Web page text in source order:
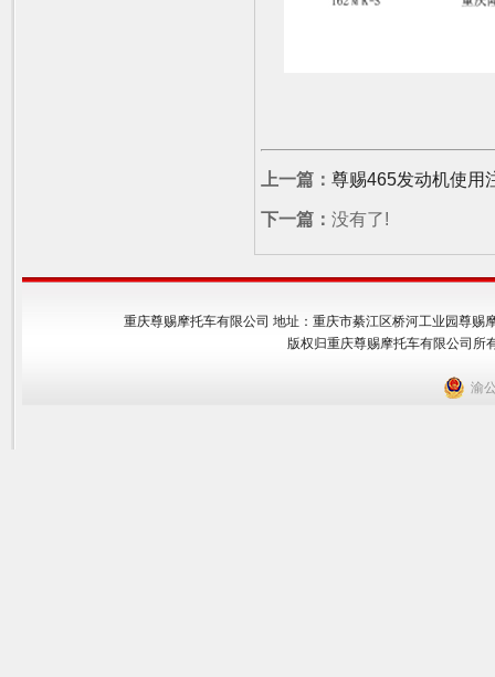
上一篇： 尊赐465发动机使用
下一篇： 没有了!
重庆尊赐摩托车有限公司 地址：重庆市綦江区桥河工业园尊
版权归重庆尊赐摩托车有限公司所
渝